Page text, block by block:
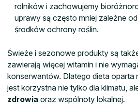
rolników i zachowujemy
uprawy są często mniej zależne
środków ochrony roślin.
Świeże i sezonowe produkty są
zawierają więcej witamin i nie
konserwantów. Dlatego dieta oparta
jest korzystna nie tylko dla klimatu,
zdrowia oraz wspólnoty lokalnej.